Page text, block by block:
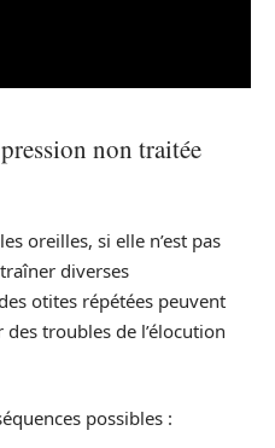
non traitée
oreilles, si elle n’est pas
diverses
otites répétées peuvent
troubles de l’élocution
possibles :